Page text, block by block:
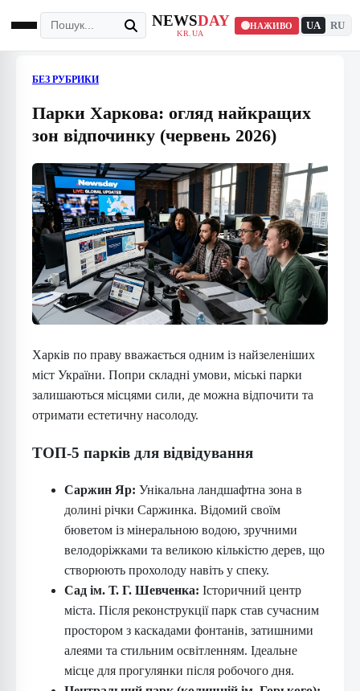
NEWSDAY
KR.UA
НАЖИВО UA RU
БЕЗ РУБРИКИ
Парки Харкова: огляд найкращих
зон відпочинку (червень 2026)
Харків по праву вважається одним із найзеленіших
міст України. Попри складні умови, міські парки
залишаються місцями сили, де можна відпочити та
отримати естетичну насолоду.
ТОП-5 парків для відвідування
Саржин Яр: Унікальна ландшафтна зона в
долині річки Саржинка. Відомий своїм
бюветом із мінеральною водою, зручними
велодоріжками та великою кількістю дерев, що
створюють прохолоду навіть у спеку.
Сад ім. Т. Г. Шевченка: Історичний центр
міста. Після реконструкції парк став сучасним
простором з каскадами фонтанів, затишними
алеями та стильним освітленням. Ідеальне
місце для прогулянки після робочого дня.